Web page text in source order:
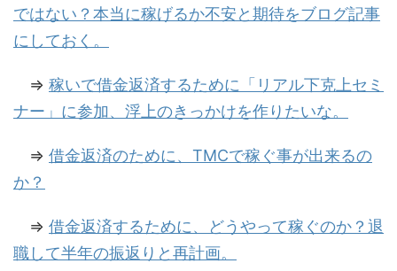
ではない？本当に稼げるか不安と期待をブログ記事
にしておく。
⇒ 稼いで借金返済するために「リアル下克上セミ
ナー」に参加、浮上のきっかけを作りたいな。
⇒ 借金返済のために、TMCで稼ぐ事が出来るの
か？
⇒ 借金返済するために、どうやって稼ぐのか？退
職して半年の振返りと再計画。